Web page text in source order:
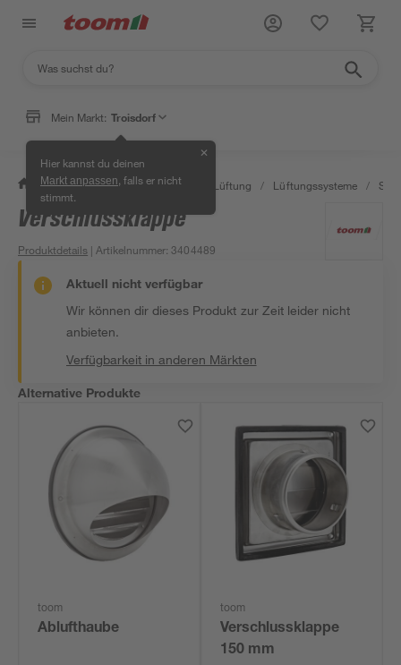
Mein Markt: Troisdorf
Hier kannst du deinen
Markt anpassen , falls er nicht
stimmt.
✕
/ Bauen & Renovieren / Klima & Lüftung / Lüftungssysteme /
Verschlussklappe
Produktdetails | Artikelnummer:3404489
Aktuell nicht verfügbar
Wir können dir dieses Produkt zur Zeit leider nicht
anbieten.
Verfügbarkeit in anderen Märkten
Alternative Produkte
toom
Ablufthaube
toom
Verschlussklappe
150 mm